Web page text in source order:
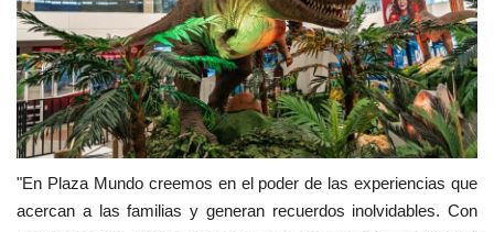
"En Plaza Mundo creemos en el poder de las experiencias que
acercan a las familias y generan recuerdos inolvidables. Con